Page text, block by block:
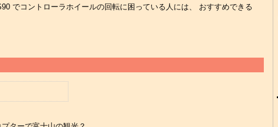
でコントローラホイールの回転に困っている人には、 おすすめできる